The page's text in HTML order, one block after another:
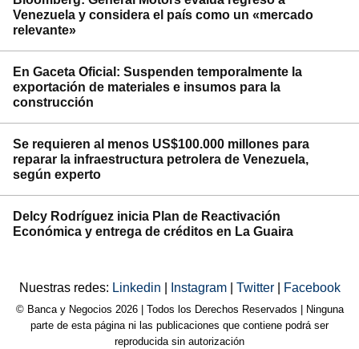
Venezuela y considera el país como un «mercado
relevante»
En Gaceta Oficial: Suspenden temporalmente la
exportación de materiales e insumos para la
construcción
Se requieren al menos US$100.000 millones para
reparar la infraestructura petrolera de Venezuela,
según experto
Delcy Rodríguez inicia Plan de Reactivación
Económica y entrega de créditos en La Guaira
Nuestras redes: Linkedin Instagram Twitter Facebook
© Banca y Negocios 2026 | Todos los Derechos Reservados | Ninguna
parte de esta página ni las publicaciones que contiene podrá ser
reproducida sin autorización